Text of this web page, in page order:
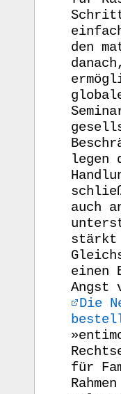
den
legen
auch
einen
Angst
Die
für